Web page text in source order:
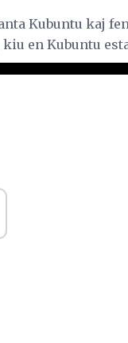
Kubuntu kaj
en Kubuntu